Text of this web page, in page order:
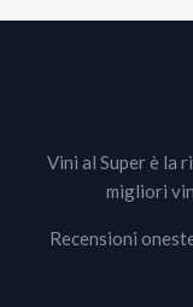
Vini al Super è la
migliori
Recensioni